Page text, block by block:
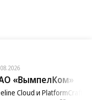
«ВымпелКом»
Cloud и PlatformCraft